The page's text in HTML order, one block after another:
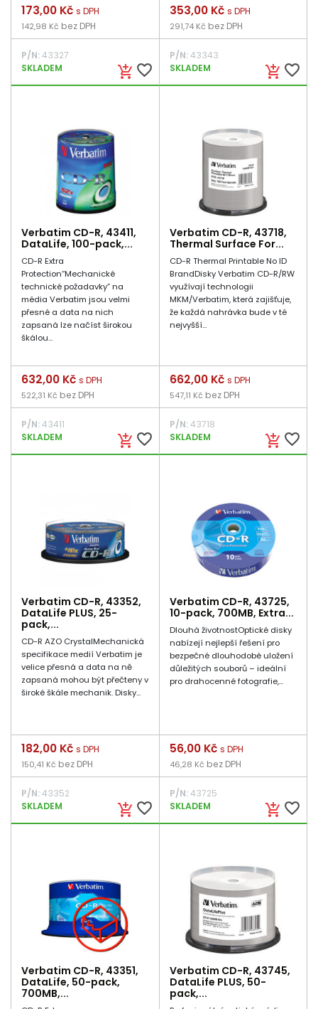
add_shopping_cart favorite_border
Cena
173,00 Kč s DPH
142,98 Kč bez DPH
P/N:43327
SKLADEM
add_shopping_cart favorite_border
Cena
353,00 Kč s DPH
291,74 Kč bez DPH
P/N:43343
SKLADEM
Verbatim CD-R, 43411,
DataLife, 100-pack,...
CD-R Extra
Protection“Mechanické
technické požadavky” na
média Verbatim jsou velmi
přesné a data na nich
zapsaná lze načíst širokou
škálou...
add_shopping_cart favorite_border
Cena
632,00 Kč s DPH
522,31 Kč bez DPH
P/N:43411
SKLADEM
Verbatim CD-R, 43718,
Thermal Surface For...
CD-R Thermal Printable No ID
BrandDisky Verbatim CD-R/RW
využívají technologii
MKM/Verbatim, která zajišťuje,
že každá nahrávka bude v té
nejvyšší...
add_shopping_cart favorite_border
Cena
662,00 Kč s DPH
547,11 Kč bez DPH
P/N:43718
SKLADEM
Verbatim CD-R, 43352,
DataLife PLUS, 25-
pack,...
CD-R AZO CrystalMechanická
specifikace medií Verbatim je
velice přesná a data na ně
zapsaná mohou být přečteny v
široké škále mechanik. Disky...
add_shopping_cart favorite_border
Cena
182,00 Kč s DPH
150,41 Kč bez DPH
P/N:43352
SKLADEM
Verbatim CD-R, 43725,
10-pack, 700MB, Extra...
Dlouhá životnostOptické disky
nabízejí nejlepší řešení pro
bezpečné dlouhodobé uložení
důležitých souborů – ideální
pro drahocenné fotografie,...
add_shopping_cart favorite_border
Cena
56,00 Kč s DPH
46,28 Kč bez DPH
P/N:43725
SKLADEM
Verbatim CD-R, 43351,
DataLife, 50-pack,
700MB,...
Verbatim CD-R, 43745,
DataLife PLUS, 50-
pack,...